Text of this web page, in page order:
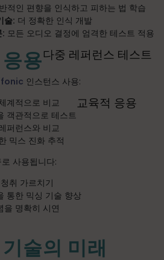
적인 편향을 인식하고 피하는 법 학습
술: 더 정확한 인식 개발
: 모든 오디오 결정에 엄격한 테스트 적용
용다중 레퍼런스 테스트
인스턴스 사용:
계적으로 비교
객관적으로 테스트
퍼런스와 비교
믹스 진화 추적
교육적 응용
사용됩니다:
취 가르치기
통한 믹싱 기술 향상
을 명확히 시연
술의 미래